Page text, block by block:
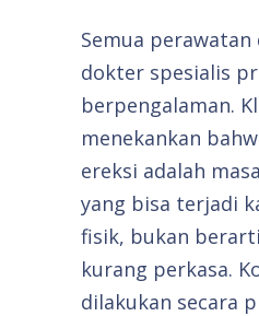
Semua
dokter spesialis
berpengalaman.
menekankan
ereksi adalah
yang bisa terjadi
fisik, bukan
kurang perkasa.
dilakukan secara